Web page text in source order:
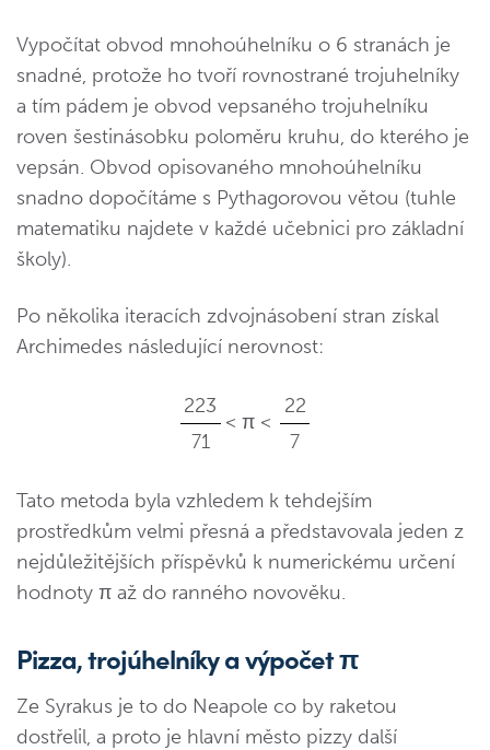
Vypočítat obvod mnohoúhelníku o 6 stranách je
snadné, protože ho tvoří rovnostrané trojuhelníky
a tím pádem je obvod vepsaného trojuhelníku
roven šestinásobku poloměru kruhu, do kterého je
vepsán. Obvod opisovaného mnohoúhelníku
snadno dopočítáme s Pythagorovou větou (tuhle
matematiku najdete v každé učebnici pro základní
školy).
Po několika iteracích zdvojnásobení stran získal
Archimedes následující nerovnost:
223
71
< π <
22
7
Tato metoda byla vzhledem k tehdejším
prostředkům velmi přesná a představovala jeden z
nejdůležitějších příspěvků k numerickému určení
hodnoty π až do ranného novověku.
Pizza, trojúhelníky a výpočet π
Ze Syrakus je to do Neapole co by raketou
dostřelil, a proto je hlavní město pizzy další